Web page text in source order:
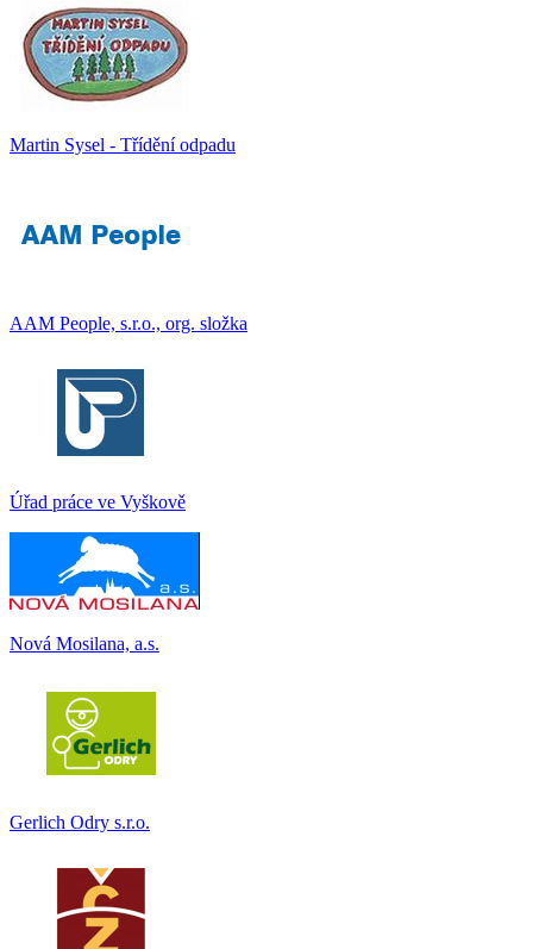
Martin Sysel - Třídění odpadu
AAM People, s.r.o., org. složka
Úřad práce ve Vyškově
Nová Mosilana, a.s.
Gerlich Odry s.r.o.